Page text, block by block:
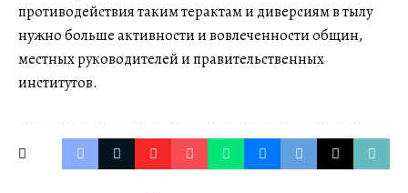
противодействия таким терактам и диверсиям в тылу
нужно больше активности и вовлеченности общин,
местных руководителей и правительственных
институтов.